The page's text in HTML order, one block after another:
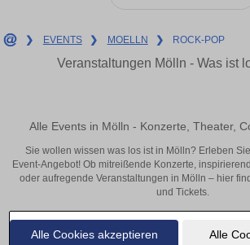
Alle Cookies akzeptieren Alle
❯ EVENTS ❯ MOELLN ❯ ROCK-POP
Veranstaltungen Mölln - Was ist
Alle Events in Mölln - Konzerte, Theater,
Sie wollen wissen was los ist in Mölln? Erleben
Event-Angebot! Ob mitreißende Konzerte,
oder aufregende Veranstaltungen in Mölln – hier
und Tickets.